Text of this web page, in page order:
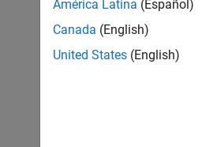
América Latina (Español)
Canada (English)
United States (English)